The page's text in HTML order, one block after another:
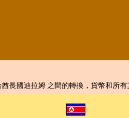
長國迪拉姆 之間的轉換，貨幣和所有